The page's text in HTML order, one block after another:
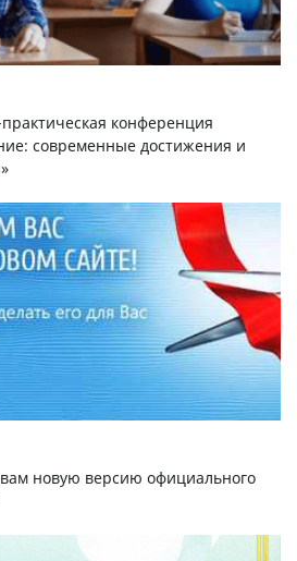
конференция
современные достижения и
новую версию официального